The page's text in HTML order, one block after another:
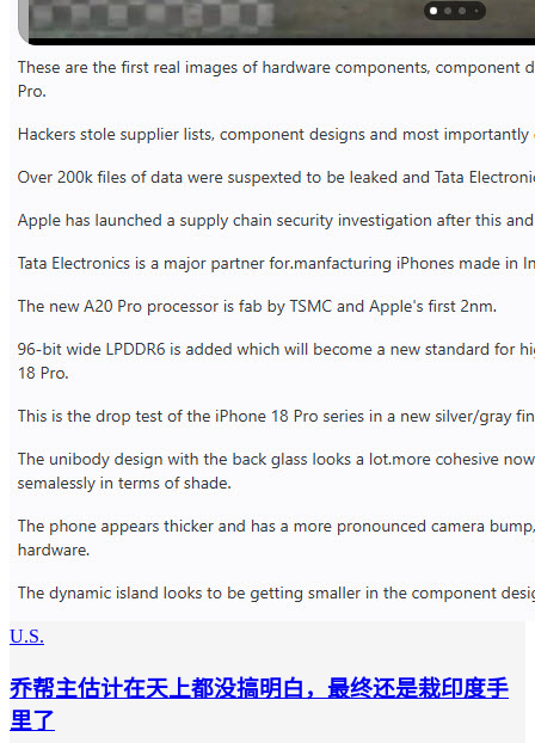
U.S.
乔帮主估计在天上都没搞明白，最终还是栽印度手
里了